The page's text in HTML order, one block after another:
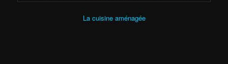
La cuisine aménagée